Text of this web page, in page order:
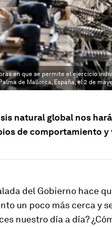
en que se permite el ejercicio
de Mallorca, España, el 2 de
natural global nos
de comportamiento y
del Gobierno hace
un poco más cerca y
nuestro día a día?